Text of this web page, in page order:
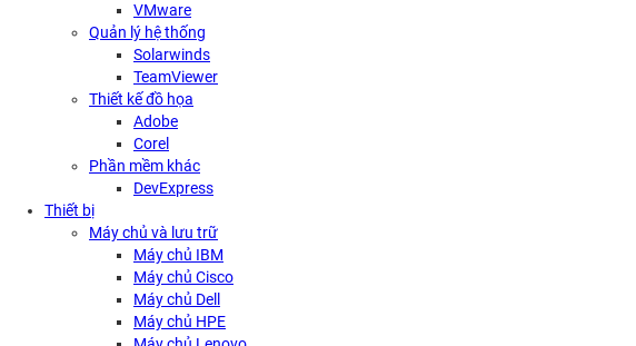
VMware
Quản lý hệ thống
Solarwinds
TeamViewer
Thiết kế đồ họa
Adobe
Corel
Phần mềm khác
DevExpress
Thiết bị
Máy chủ và lưu trữ
Máy chủ IBM
Máy chủ Cisco
Máy chủ Dell
Máy chủ HPE